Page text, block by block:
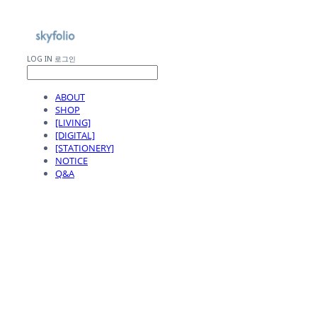
LOG IN 로그인
ABOUT
SHOP
[LIVING]
[DIGITAL]
[STATIONERY]
NOTICE
Q&A